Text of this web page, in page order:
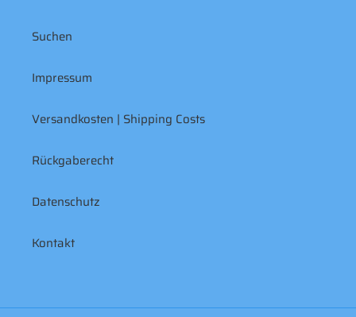
Suchen
Impressum
Versandkosten | Shipping Costs
Rückgaberecht
Datenschutz
Kontakt